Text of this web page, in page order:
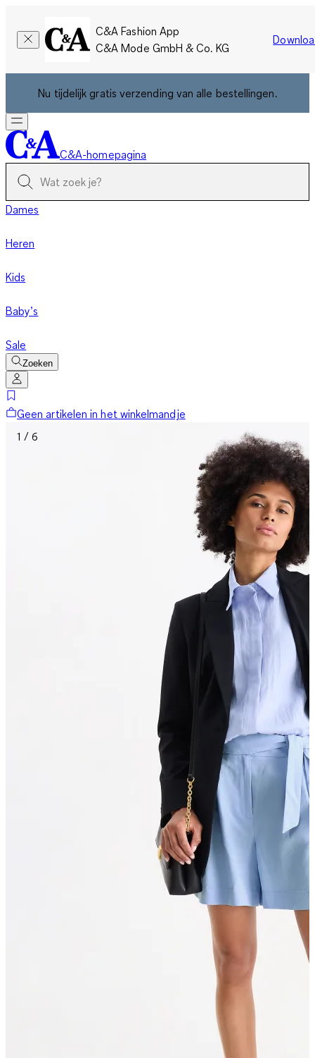
C&A Fashion App
C&A Mode GmbH & Co. KG
Nu tijdelijk gratis verzending van alle bestellingen.
C&A-homepagina
Dames
Heren
Kids
Baby’s
Sale
Zoeken
Geen artikelen in het winkelmandje
1 / 6